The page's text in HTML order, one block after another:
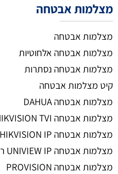
מצלמות אבטחה
מצלמות אבטחה
מצלמות אבטחה אלחוטיות
מצלמות אבטחה נסתרות
קיט מצלמות אבטחה
מצלמות אבטחה DAHUA
מצלמות אבטחה HIKVISION TVI
מצלמות אבטחה HIKVISION IP רשת
מצלמות אבטחה UNIVIEW IP רשת
מצלמות אבטחה PROVISION